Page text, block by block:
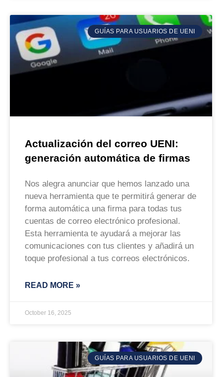
GUÍAS PARA USUARIOS DE UENI
Actualización del correo UENI:
generación automática de firmas
Nos alegra anunciar que hemos lanzado una
nueva herramienta que te permitirá generar de
forma automática una firma para todas tus
cuentas de correo electrónico profesional.
Esta herramienta te ayudará a mejorar las
comunicaciones con tus clientes y añadirá un
toque profesional a tus correos electrónicos.
READ MORE »
October 16, 2025
GUÍAS PARA USUARIOS DE UENI